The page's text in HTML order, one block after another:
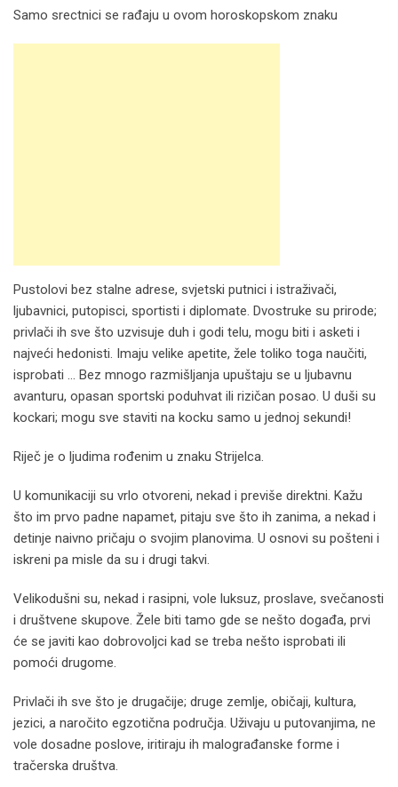
Samo srectnici se rađaju u ovom horoskopskom znaku
Pustolovi bez stalne adrese, svjetski putnici i istraživači,
ljubavnici, putopisci, sportisti i diplomate. Dvostruke su prirode;
privlači ih sve što uzvisuje duh i godi telu, mogu biti i asketi i
najveći hedonisti. Imaju velike apetite, žele toliko toga naučiti,
isprobati … Bez mnogo razmišljanja upuštaju se u ljubavnu
avanturu, opasan sportski poduhvat ili rizičan posao. U duši su
kockari; mogu sve staviti na kocku samo u jednoj sekundi!
Riječ je o ljudima rođenim u znaku Strijelca.
U komunikaciji su vrlo otvoreni, nekad i previše direktni. Kažu
što im prvo padne napamet, pitaju sve što ih zanima, a nekad i
detinje naivno pričaju o svojim planovima. U osnovi su pošteni i
iskreni pa misle da su i drugi takvi.
Velikodušni su, nekad i rasipni, vole luksuz, proslave, svečanosti
i društvene skupove. Žele biti tamo gde se nešto događa, prvi
će se javiti kao dobrovoljci kad se treba nešto isprobati ili
pomoći drugome.
Privlači ih sve što je drugačije; druge zemlje, običaji, kultura,
jezici, a naročito egzotična područja. Uživaju u putovanjima, ne
vole dosadne poslove, iritiraju ih malograđanske forme i
tračerska društva.